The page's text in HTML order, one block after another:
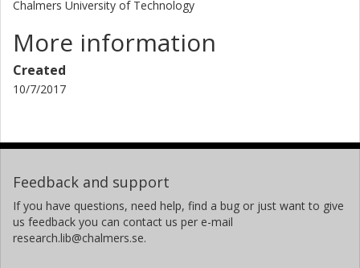
Chalmers University of Technology
More information
Created
10/7/2017
Feedback and support
If you have questions, need help, find a bug or just want to give
us feedback you can contact us per e-mail
research.lib@chalmers.se.